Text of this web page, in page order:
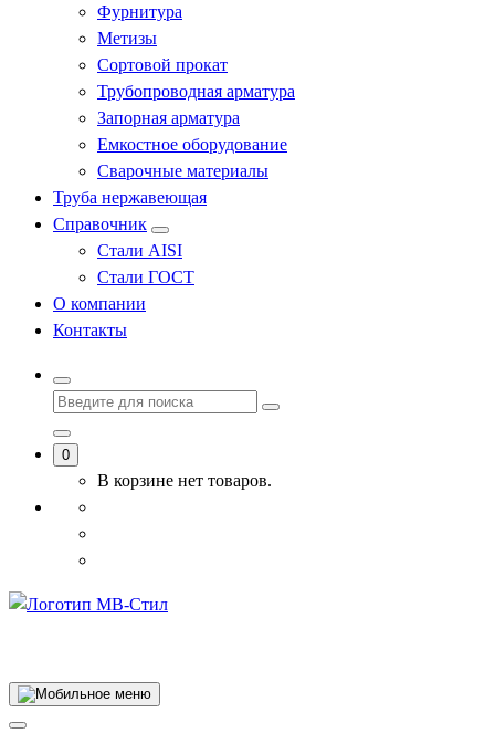
Фурнитура
Метизы
Сортовой прокат
Трубопроводная арматура
Запорная арматура
Емкостное оборудование
Сварочные материалы
Труба нержавеющая
Справочник
Стали AISI
Стали ГОСТ
О компании
Контакты
0
В корзине нет товаров.